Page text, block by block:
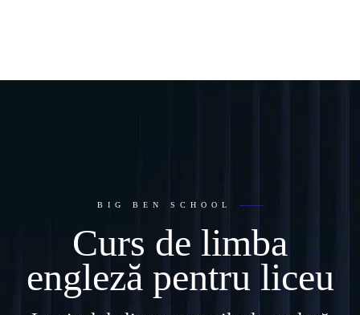
BIG BEN SCHOOL
Curs de limba
engleză pentru liceu